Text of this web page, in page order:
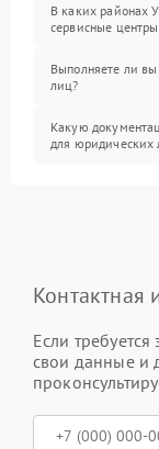
В каких районах
сервисные
Выполняете ли
лиц?
Какую
для юридических
Контактная
Если требуется
свои данные и